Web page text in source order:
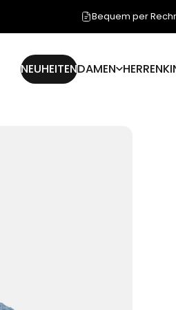
Bequem per
NEUHEITENDAMEN HERREN